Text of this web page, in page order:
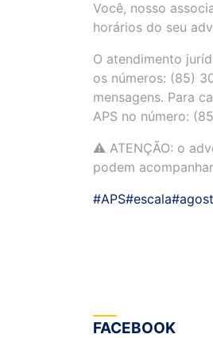
Você, nosso
horários do seu
O atendimento
os números: (85)
mensagens. Para
APS no número:
⚠️ ATENÇÃO: o
podem
#APS#escala
FACEBOOK